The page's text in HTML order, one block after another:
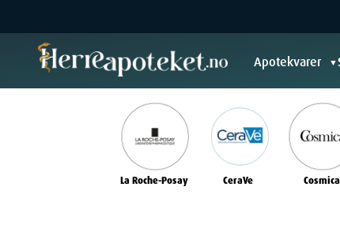
Apotekvarer ▼
La Roche-Posay CeraVe Cosmica